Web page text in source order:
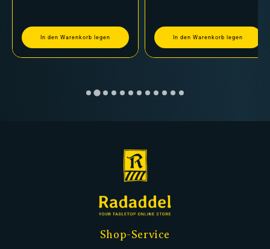
In den Warenkorb legen In den Warenkorb legen
Shop-Service